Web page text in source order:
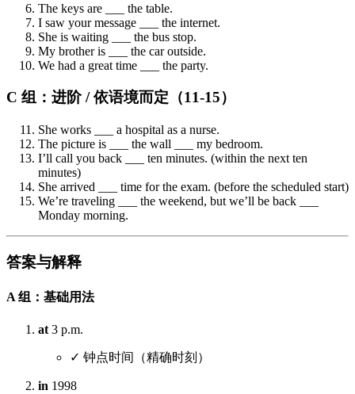
The keys are ___ the table.
I saw your message ___ the internet.
She is waiting ___ the bus stop.
My brother is ___ the car outside.
We had a great time ___ the party.
C 组：进阶 / 依语境而定（11-15）
She works ___ a hospital as a nurse.
The picture is ___ the wall ___ my bedroom.
I’ll call you back ___ ten minutes. (within the next ten
minutes)
She arrived ___ time for the exam. (before the scheduled start)
We’re traveling ___ the weekend, but we’ll be back ___
Monday morning.
答案与解释
A 组：基础用法
at3 p.m.
✓ 钟点时间（精确时刻）
in 1998